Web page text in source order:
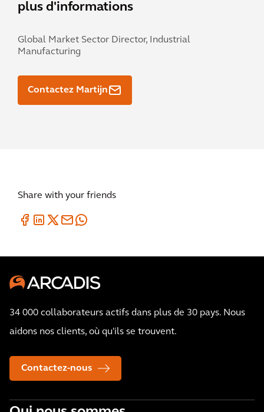
plus d'informations
Global Market Sector Director, Industrial
Manufacturing
Contactez Martijn
Share with your friends
34 000 collaborateurs actifs dans plus de 30 pays. Nous
aidons nos clients, où qu'ils se trouvent.
Contactez-nous